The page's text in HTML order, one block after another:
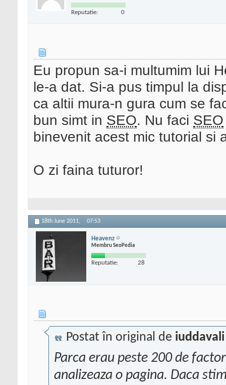
Reputatie: 0
Eu propun sa-i multumim lui
le-a dat. Si-a pus timpul la
ca altii mura-n gura cum se
bun simt in SEO. Nu faci SEO
binevenit acest mic tutorial si
O zi faina tuturor!
18th June 2011, 07:53
Heavenz
Membru SeoPedia
Reputatie: 28
Postat în original de iuddavali
Parca erau peste 200 de
analizeaza o pagina. Daca